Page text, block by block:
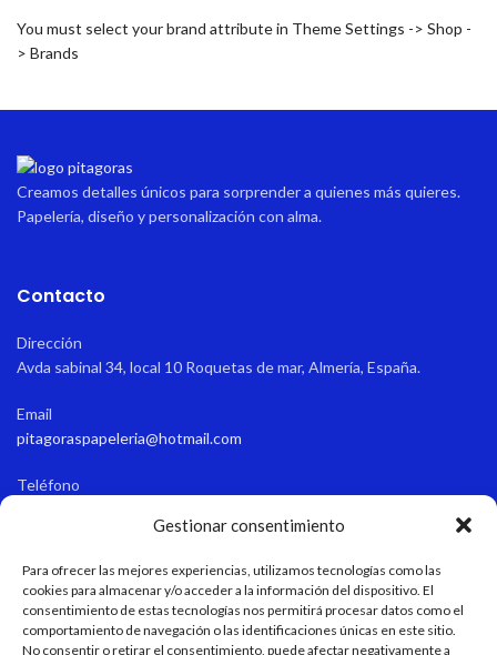
Gestionar consentimiento
Para ofrecer las mejores experiencias, utilizamos tecnologías como las
cookies para almacenar y/o acceder a la información del dispositivo. El
consentimiento de estas tecnologías nos permitirá procesar datos como el
comportamiento de navegación o las identificaciones únicas en este sitio.
No consentir o retirar el consentimiento, puede afectar negativamente a
You must select your brand attribute in Theme Settings -> Shop -
> Brands
Creamos detalles únicos para sorprender a quienes más quieres.
Papelería, diseño y personalización con alma.
Contacto
Dirección
Avda sabinal 34, local 10 Roquetas de mar, Almería, España.
Email
pitagoraspapeleria@hotmail.com
Teléfono
Verano: 9:15-13:45/17:00-21:00 Invierno: 9:15-13:45/16:30-20:30